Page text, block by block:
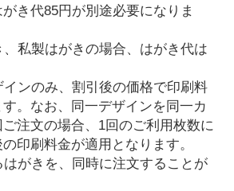
き代85円が別途必要になりま
私製はがきの場合、はがき代は
ンのみ、割引後の価格で印刷料
。なお、同一デザインを同一カ
注文の場合、1回のご利用枚数に
印刷料金が適用となります。
がきを、同時に注文することが